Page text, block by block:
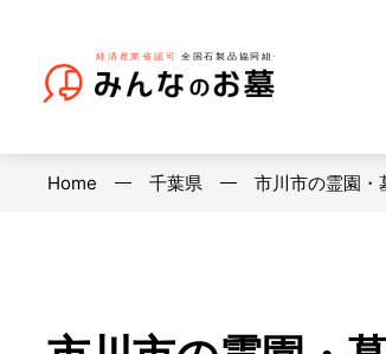
Home 千葉県 市川市の霊園・